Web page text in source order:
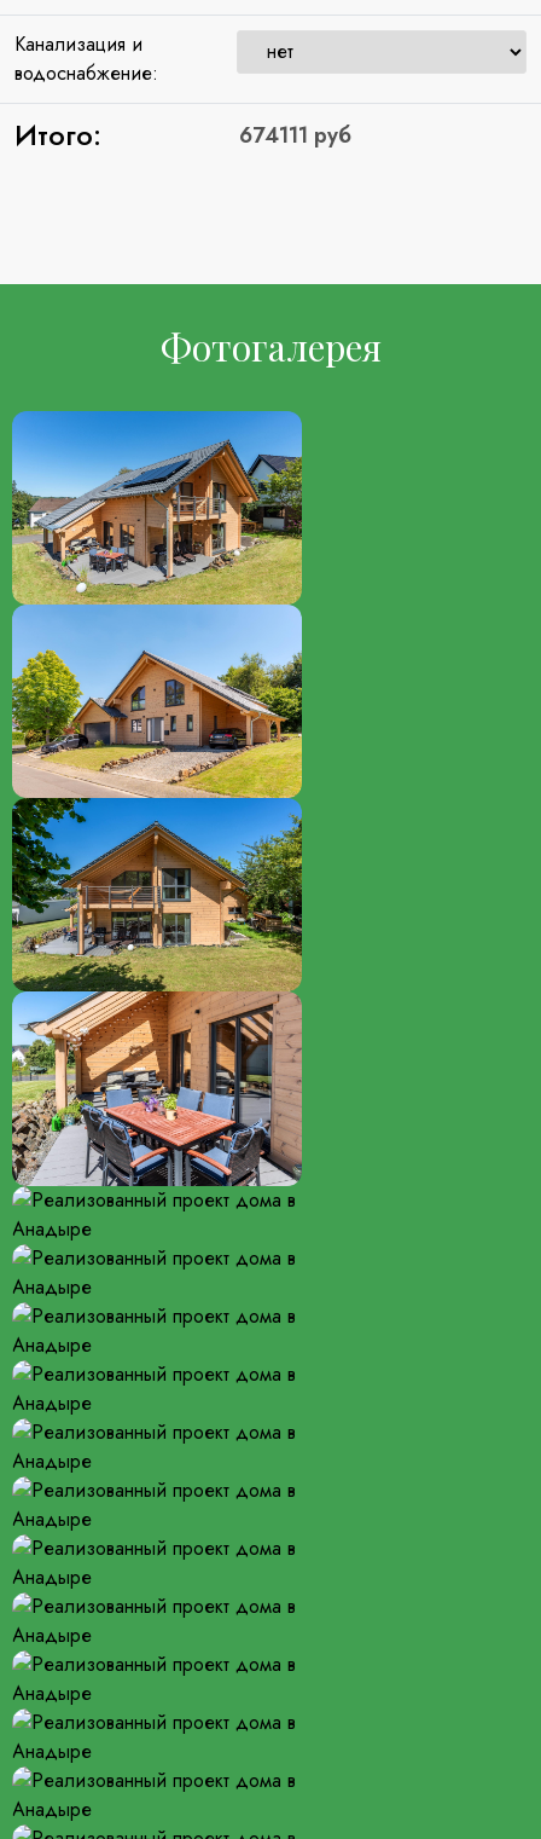
Канализация и
водоснабжение:
Итого:
Фотогалерея